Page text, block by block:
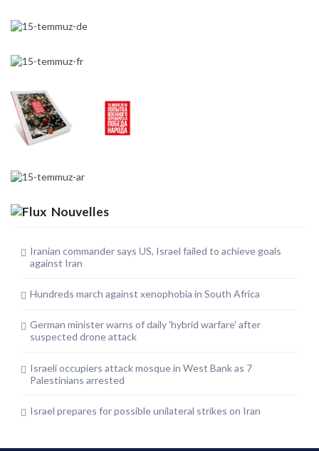
Nouvelles
Iranian commander says US, Israel failed to achieve goals
against Iran
Hundreds march against xenophobia in South Africa
German minister warns of daily 'hybrid warfare' after
suspected drone attack
Israeli occupiers attack mosque in West Bank as 7
Palestinians arrested
Israel prepares for possible unilateral strikes on Iran